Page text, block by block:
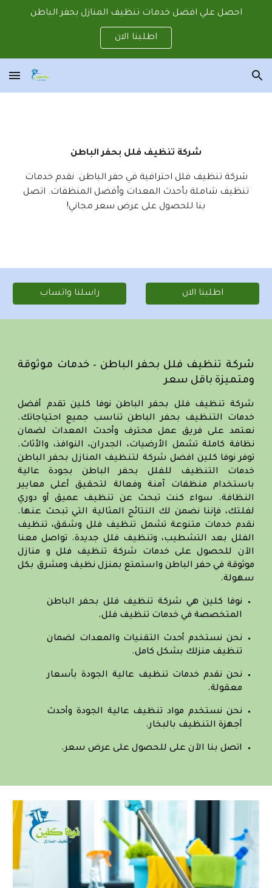
احصل علي افضل خدمات تنظيف المنازل بحفر الباطن
اطلبنا الان
شركة تنظيف فلل بحفر الباطن
شركة تنظيف فلل احترافية في حفر الباطن. نقدم خدمات
تنظيف شاملة بأحدث المعدات وأفضل المنظفات. اتصل
بنا للحصول على عرض سعر مجاني!
راسلنا واتساب اطلبنا الان
شركة تنظيف فلل بحفر الباطن – خدمات موثوقة
ومتميزة باقل سعر
شركة تنظيف فلل بحفر الباطن نوفا كلين تقدم أفضل
خدمات التنظيف بحفر الباطن تناسب جميع احتياجاتك.
نعتمد على فريق عمل محترف وأحدث المعدات لضمان
نظافة كاملة تشمل الأرضيات، الجدران، النوافذ، والأثاث.
توفر نوفا كلين افضل شركة لتنظيف المنازل بحفر الباطن
خدمات التنظيف للفلل بحفر الباطن بجودة عالية
باستخدام منظفات آمنة وفعالة لتحقيق أعلى معايير
النظافة. سواء كنت تبحث عن تنظيف عميق أو دوري
لفلتك، فإننا نضمن لك النتائج المثالية التي تبحث عنها.
نقدم خدمات متنوعة تشمل تنظيف فلل وشقق، تنظيف
الفلل بعد التشطيب، وتنظيف فلل جديدة. تواصل معنا
الآن للحصول على خدمات شركة تنظيف فلل و منازل
موثوقة في حفر الباطن واستمتع بمنزل نظيف ومشرق بكل
سهولة.
نوفا كلين هي شركة تنظيف فلل بحفر الباطن
المتخصصة في خدمات تنظيف فلل.
نحن نستخدم أحدث التقنيات والمعدات لضمان
تنظيف منزلك بشكل كامل.
نحن نقدم خدمات تنظيف عالية الجودة بأسعار
معقولة.
نحن نستخدم مواد تنظيف عالية الجودة وأحدث
أجهزة التنظيف بالبخار.
اتصل بنا الآن على للحصول على عرض سعر.